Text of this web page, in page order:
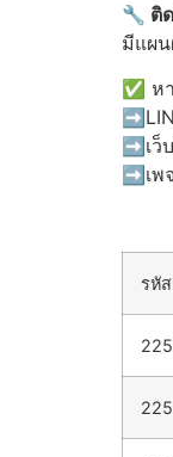
🔧 ติ
มีแผ
✅ ห
➡️เว็
➡️เพ
รหั